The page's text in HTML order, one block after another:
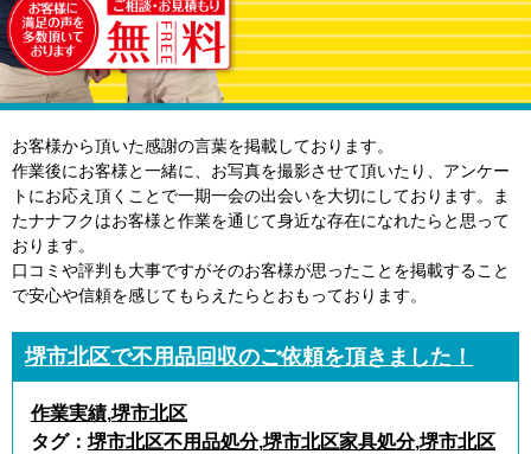
お客様から頂いた感謝の言葉を掲載しております。
作業後にお客様と一緒に、お写真を撮影させて頂いたり、アンケー
トにお応え頂くことで一期一会の出会いを大切にしております。ま
たナナフクはお客様と作業を通じて身近な存在になれたらと思って
おります。
口コミや評判も大事ですがそのお客様が思ったことを掲載すること
で安心や信頼を感じてもらえたらとおもっております。
堺市北区で不用品回収のご依頼を頂きました！
作業実績,堺市北区
タグ： 堺市北区不用品処分,堺市北区家具処分,堺市北区